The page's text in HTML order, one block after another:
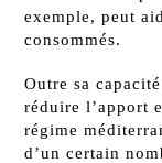
exemple, peut
consommés.
Outre sa
réduire l’apport
régime
d’un certain